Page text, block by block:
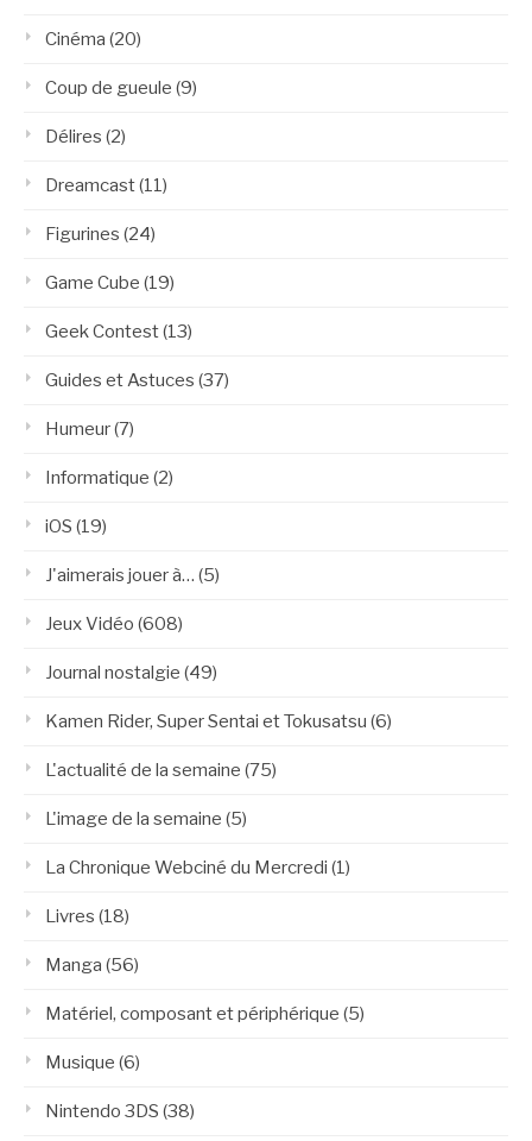
Cinéma (20)
Coup de gueule (9)
Délires (2)
Dreamcast(11)
Figurines (24)
Game Cube (19)
Geek Contest(13)
Guides et Astuces (37)
Humeur(7)
Informatique (2)
iOS (19)
J'aimerais jouer à… (5)
Jeux Vidéo (608)
Journal nostalgie (49)
Kamen Rider, Super Sentai et Tokusatsu (6)
L'actualité de la semaine (75)
L'image de la semaine (5)
La Chronique Webciné du Mercredi (1)
Livres (18)
Manga (56)
Matériel, composant et périphérique (5)
Musique (6)
Nintendo 3DS (38)